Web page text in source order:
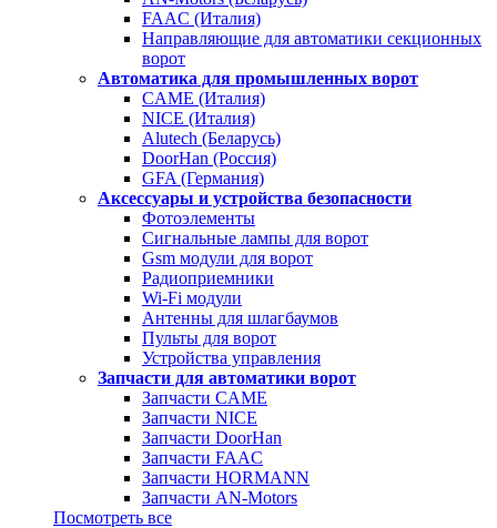
FAAC (Италия)
Направляющие для автоматики секционных
ворот
Автоматика для промышленных ворот
CAME (Италия)
NICE (Италия)
Alutech (Беларусь)
DoorHan (Россия)
GFA (Германия)
Аксессуары и устройства безопасности
Фотоэлементы
Сигнальные лампы для ворот
Gsm модули для ворот
Радиоприемники
Wi-Fi модули
Антенны для шлагбаумов
Пульты для ворот
Устройства управления
Запчасти для автоматики ворот
Запчасти CAME
Запчасти NICE
Запчасти DoorHan
Запчасти FAAC
Запчасти HORMANN
Запчасти AN-Motors
Посмотреть все